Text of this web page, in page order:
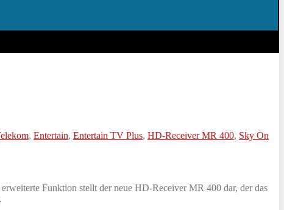
, Entertain, Entertain TV Plus, HD-Receiver MR 400, Sky On
Funktion stellt der neue HD-Receiver MR 400 dar, der das